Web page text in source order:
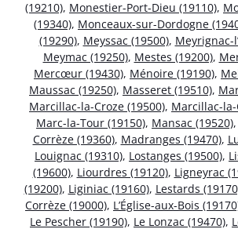
(19210), Monestier-Port-Dieu (19110),
(19340), Monceaux-sur-Dordogne
(19290), Meyssac (19500), Meyrignac-
Meymac (19250), Mestes (19200),
Mercœur (19430), Ménoire (19190),
Maussac (19250), Masseret (19510),
Marcillac-la-Croze (19500), Marcillac-
Marc-la-Tour (19150), Mansac (19520),
Corrèze (19360), Madranges (19470),
Louignac (19310), Lostanges (19500),
(19600), Liourdres (19120), Ligneyrac
(19200), Liginiac (19160), Lestards
Corrèze (19000), L’Église-aux-Bois
Le Pescher (19190), Le Lonzac (19470),